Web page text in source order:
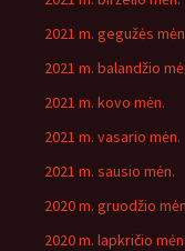
2021 m. gegužės
2021 m. balandžio
2021 m. kovo mėn.
2021 m. vasario mėn.
2021 m. sausio mėn.
2020 m. gruodžio
2020 m. lapkričio mėn.